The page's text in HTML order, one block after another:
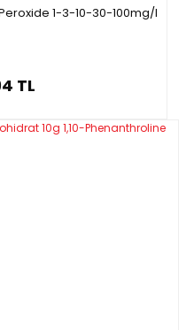
Peroxide 1-3-10-30-100mg/l
TL